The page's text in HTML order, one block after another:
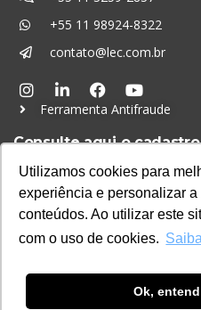
Utilizamos cookies para
experiência e personalizar a
conteúdos. Ao utilizar este
com o uso de cookies.
Ok,
+55 11 98924-8322
contato@lec.com.br
Ferramenta Antifraude
Consulte aqui o